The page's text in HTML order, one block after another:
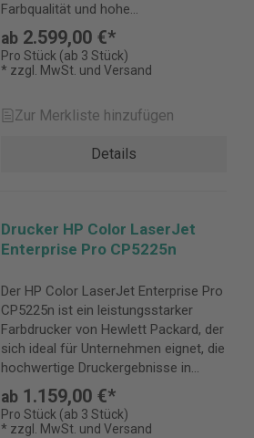
Farbqualität und hohe
Druckgeschwindigkeit auszeichnet.
ab 2.599,00 €*
Pro Stück (ab 3 Stück)
* zzgl. MwSt. und Versand
Zur Merkliste hinzufügen
Details
Drucker HP Color LaserJet
Enterprise Pro CP5225n
Der HP Color LaserJet Enterprise Pro
CP5225n ist ein leistungsstarker
Farbdrucker von Hewlett Packard, der
sich ideal für Unternehmen eignet, die
hochwertige Druckergebnisse in
Farbe benötigen.
ab 1.159,00 €*
Pro Stück (ab 3 Stück)
* zzgl. MwSt. und Versand